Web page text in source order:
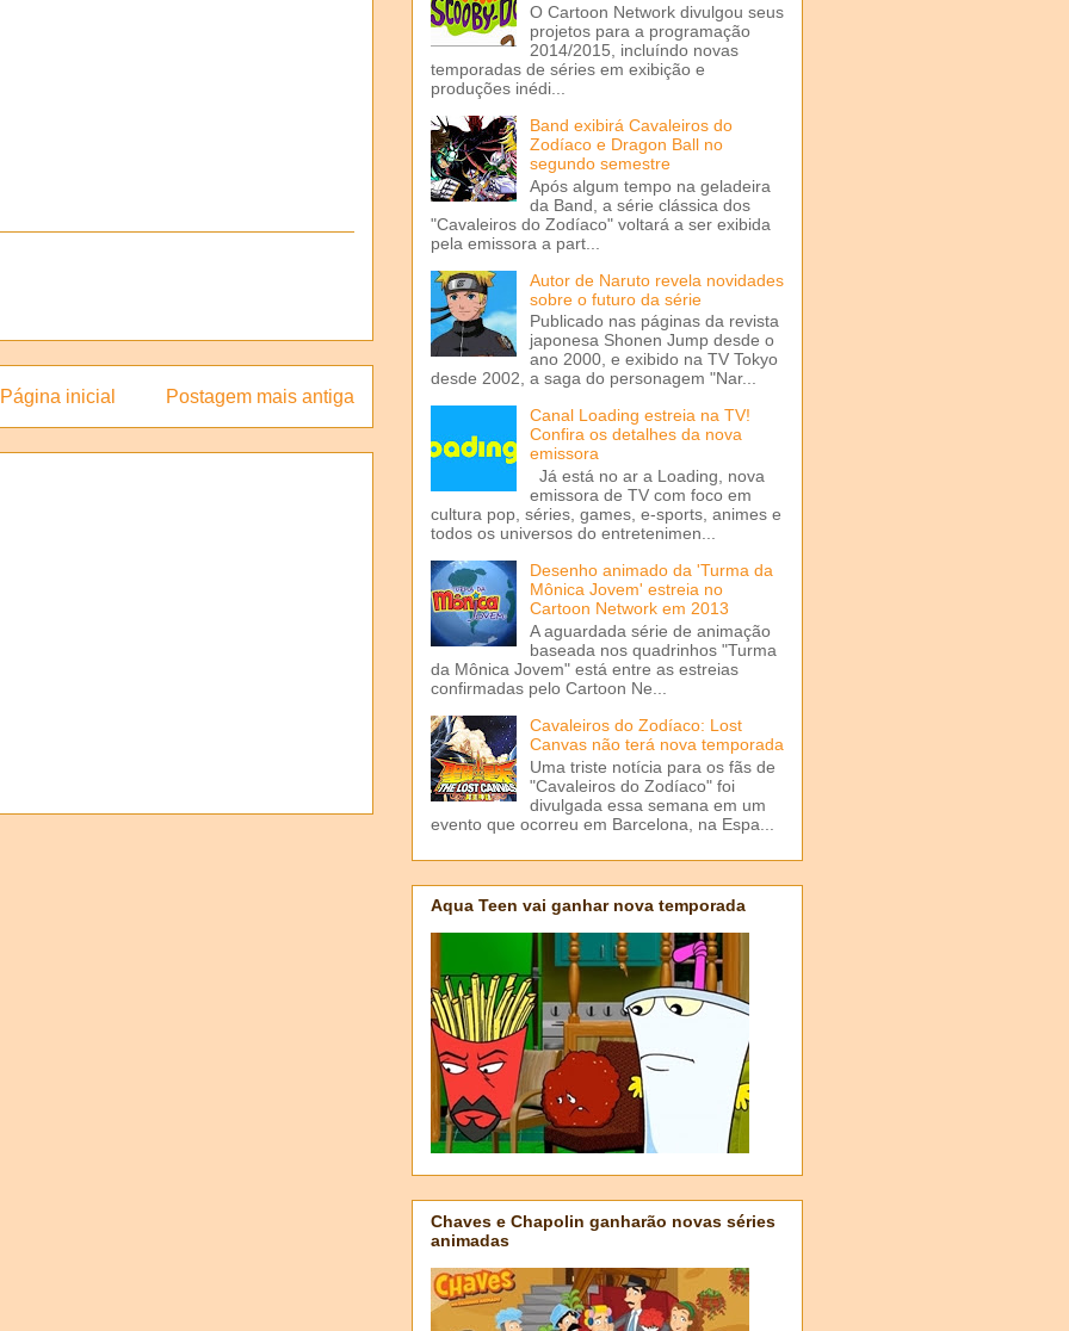
Postagem mais antiga
Página inicial
O Cartoon Network divulgou seus
projetos para a programação
2014/2015, incluíndo novas
temporadas de séries em exibição e
produções inédi...
Band exibirá Cavaleiros do
Zodíaco e Dragon Ball no
segundo semestre
Após algum tempo na geladeira
da Band, a série clássica dos
"Cavaleiros do Zodíaco" voltará a ser exibida
pela emissora a part...
Autor de Naruto revela novidades
sobre o futuro da série
Publicado nas páginas da revista
japonesa Shonen Jump desde o
ano 2000, e exibido na TV Tokyo
desde 2002, a saga do personagem "Nar...
Canal Loading estreia na TV!
Confira os detalhes da nova
emissora
Já está no ar a Loading, nova
emissora de TV com foco em
cultura pop, séries, games, e-sports, animes e
todos os universos do entretenimen...
Desenho animado da 'Turma da
Mônica Jovem' estreia no
Cartoon Network em 2013
A aguardada série de animação
baseada nos quadrinhos "Turma
da Mônica Jovem" está entre as estreias
confirmadas pelo Cartoon Ne...
Cavaleiros do Zodíaco: Lost
Canvas não terá nova temporada
Uma triste notícia para os fãs de
"Cavaleiros do Zodíaco" foi
divulgada essa semana em um
evento que ocorreu em Barcelona, na Espa...
Aqua Teen vai ganhar nova temporada
Chaves e Chapolin ganharão novas séries
animadas